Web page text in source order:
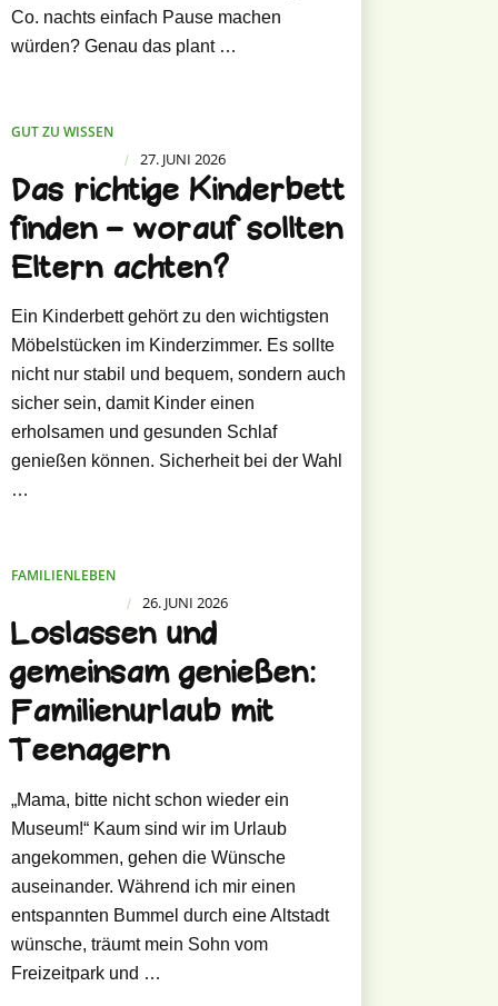
Co. nachts einfach Pause machen
würden? Genau das plant …
GUT ZU WISSEN
/ 27. JUNI 2026
Das richtige Kinderbett
finden – worauf sollten
Eltern achten?
Ein Kinderbett gehört zu den wichtigsten
Möbelstücken im Kinderzimmer. Es sollte
nicht nur stabil und bequem, sondern auch
sicher sein, damit Kinder einen
erholsamen und gesunden Schlaf
genießen können. Sicherheit bei der Wahl
…
FAMILIENLEBEN
/ 26. JUNI 2026
Loslassen und
gemeinsam genießen:
Familienurlaub mit
Teenagern
„Mama, bitte nicht schon wieder ein
Museum!“ Kaum sind wir im Urlaub
angekommen, gehen die Wünsche
auseinander. Während ich mir einen
entspannten Bummel durch eine Altstadt
wünsche, träumt mein Sohn vom
Freizeitpark und …